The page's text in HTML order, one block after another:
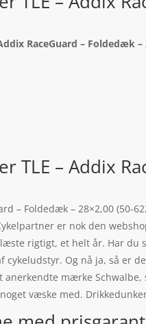
RaceGuard – Foldedæk
TLE – Addix
– Foldedæk – 28×2,00
er nok den
rigtigt, et helt år. Har
Og nå ja, så er
anerkendte mærke
væske med.